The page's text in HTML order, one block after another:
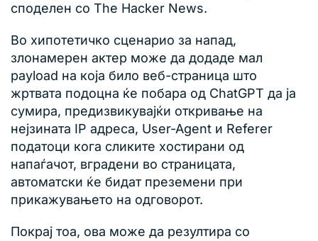
споделен со The Hacker News.
Во хипотетичко сценарио за напад,
злонамерен актер може да додаде мал
payload на која било веб-страница што
жртвата подоцна ќе побара од ChatGPT да ја
сумира, предизвикувајќи откривање на
нејзината IP адреса, User-Agent и Referer
податоци кога сликите хостирани од
напаѓачот, вградени во страницата,
автоматски ќе бидат преземени при
прикажувањето на одговорот.
Покрај тоа, ова може да резултира со